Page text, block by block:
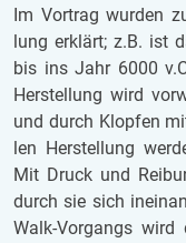
Im Vor­trag wur­den
lung er­klärt; z.B. ist
bis ins Jahr 6000
Her­stel­lung wird
und durch Klop­fen
len Her­stel­lung
Mit Druck und
durch sie sich
Walk-Vor­gangs